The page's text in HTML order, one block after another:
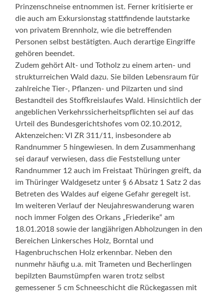
Prinzenschneise entnommen ist. Ferner kritisierte er
die auch am Exkursionstag stattfindende lautstarke
von privatem Brennholz, wie die betreffenden
Personen selbst bestätigten. Auch derartige Eingriffe
gehören beendet.
Zudem gehört Alt- und Totholz zu einem arten- und
strukturreichen Wald dazu. Sie bilden Lebensraum für
zahlreiche Tier-, Pflanzen- und Pilzarten und sind
Bestandteil des Stoffkreislaufes Wald. Hinsichtlich der
angeblichen Verkehrssicherheitspflichten sei auf das
Urteil des Bundesgerichtshofes vom 02.10.2012,
Aktenzeichen: VI ZR 311/11, insbesondere ab
Randnummer 5 hingewiesen. In dem Zusammenhang
sei darauf verwiesen, dass die Feststellung unter
Randnummer 12 auch im Freistaat Thüringen greift, da
im Thüringer Waldgesetz unter § 6 Absatz 1 Satz 2 das
Betreten des Waldes auf eigene Gefahr geregelt ist.
Im weiteren Verlauf der Neujahreswanderung waren
noch immer Folgen des Orkans „Friederike“ am
18.01.2018 sowie der langjährigen Abholzungen in den
Bereichen Linkersches Holz, Borntal und
Hagenbruchschen Holz erkennbar. Neben den
nunmehr häufig u.a. mit Trameten und Becherlingen
bepilzten Baumstümpfen waren trotz selbst
gemessener 5 cm Schneeschicht die Rückegassen mit